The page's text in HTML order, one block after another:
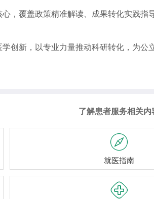
，覆盖政策精准解读、成果转化实践
创新，以专业力量推动科研转化，为公
了解患者服务相关内

就医指南
